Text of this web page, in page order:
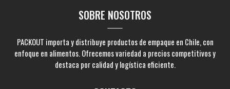
SOBRE NOSOTROS
PACKOUT importa y distribuye productos de empaque en Chile, con
enfoque en alimentos. Ofrecemos variedad a precios competitivos y
destaca por calidad y logística eficiente.